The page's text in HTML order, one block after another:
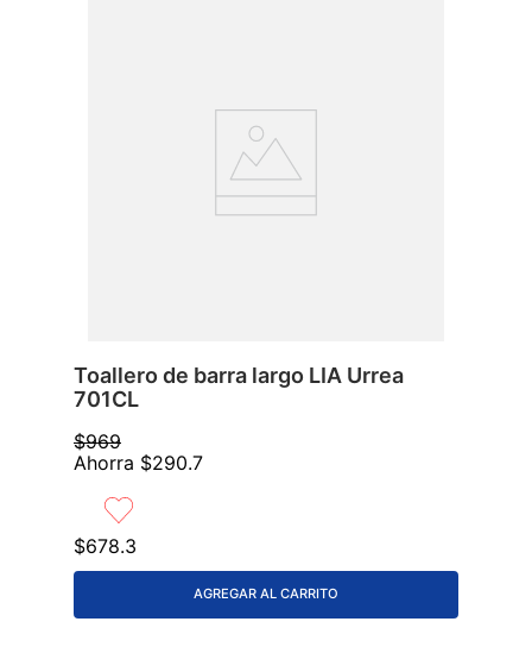
Toallero de barra largo LIA Urrea
701CL
$969
Ahorra $290.7
$678.3
AGREGAR AL CARRITO